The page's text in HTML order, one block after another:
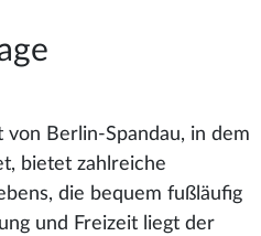
Berlin-Spandau, in dem
bietet zahlreiche
die bequem fußläufig
und Freizeit liegt der